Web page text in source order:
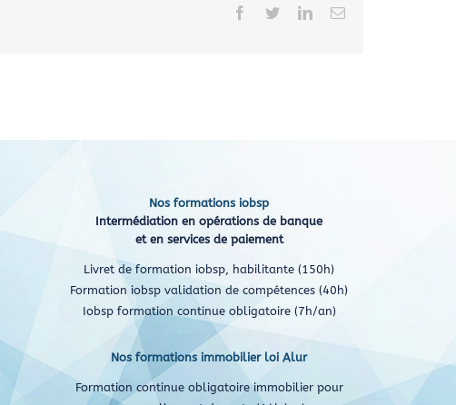
Facebook
TwitterLinkedInEmail
Nos formations iobsp
Intermédiation en opérations de banque
et en services de paiement
Livret de formation iobsp, habilitante (150h)
Formation iobsp validation de compétences (40h)
Iobsp formation continue obligatoire (7h/an)
Nos formations immobilier loi Alur
Formation continue obligatoire immobilier pour